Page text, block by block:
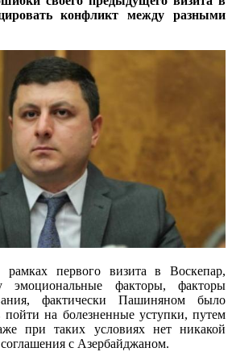
конфликт между разными
первого визита в Воскепар,
эмоциональные факторы, факторы
фактически Пашиняном было
пойти на болезненные уступки, путем
при таких условиях нет никакой
с Азербайджаном.